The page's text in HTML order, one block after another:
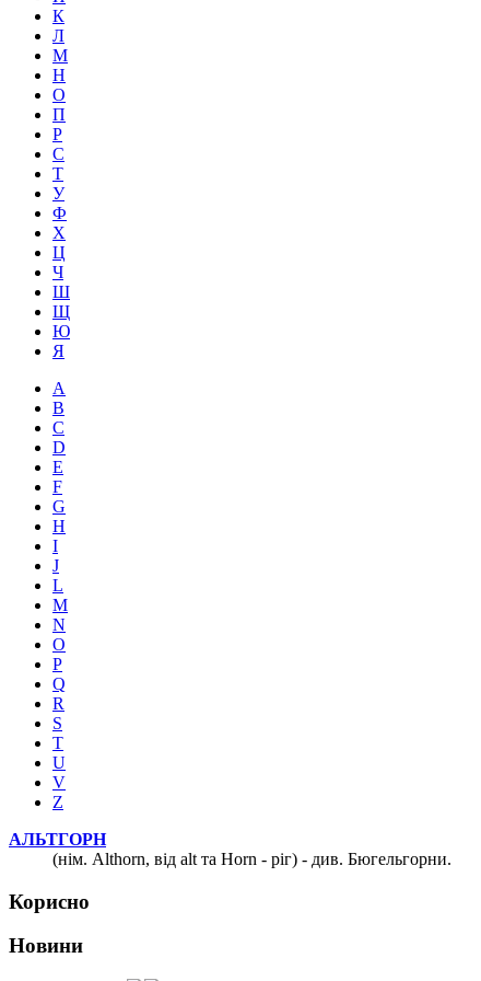
К
Л
М
Н
О
П
Р
С
Т
У
Ф
Х
Ц
Ч
Ш
Щ
Ю
Я
A
B
C
D
E
F
G
H
I
J
L
M
N
O
P
Q
R
S
T
U
V
Z
АЛЬТГОРН
(нім. Althorn, від alt та Horn - ріг) - див. Бюгельгорни.
Корисно
Новини